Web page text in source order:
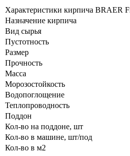
Характеристики кирпича BRAER
Назначение кирпича
Вид сырья
Пустотность
Размер
Прочность
Масса
Морозостойкость
Водопоглощение
Теплопроводность
Поддон
Кол-во на поддоне, шт
Кол-во в машине, шт/под
Кол-во в м2